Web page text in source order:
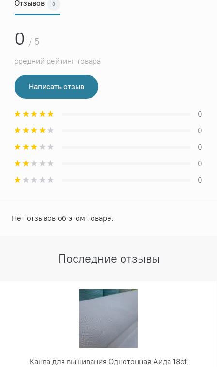
Отзывов 0
0 / 5
средний рейтинг товара
Написать отзыв
0
0
0
0
0
Нет отзывов об этом товаре.
Последние отзывы
Канва для вышивания Однотонная Аида 18ct